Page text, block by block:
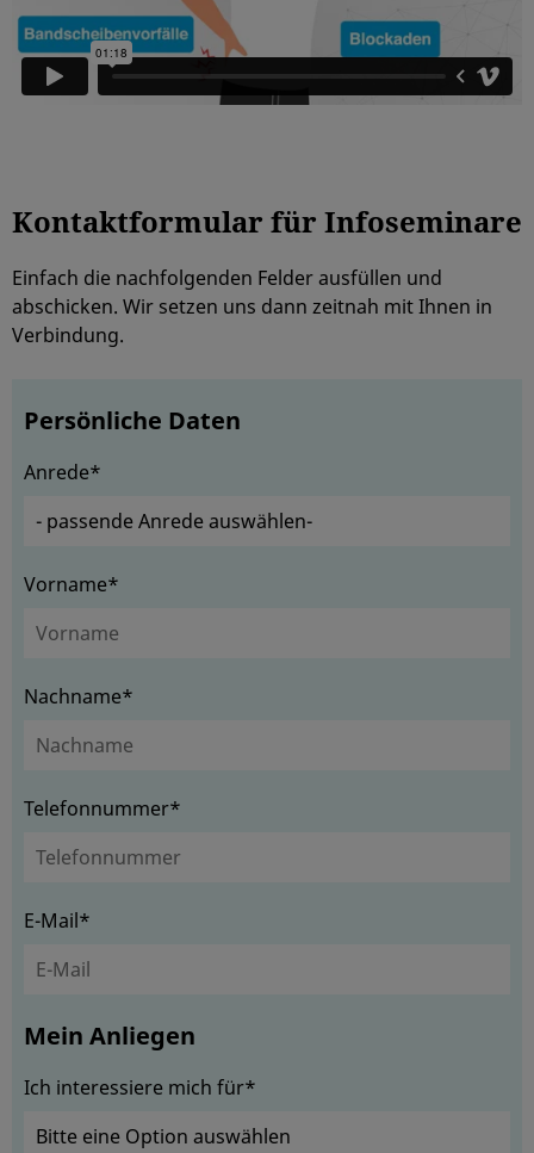
Kontaktformular für Infoseminare
Einfach die nachfolgenden Felder ausfüllen und
abschicken. Wir setzen uns dann zeitnah mit Ihnen in
Verbindung.
Persönliche Daten
Anrede*
Vorname*
Nachname*
Telefonnummer*
E-Mail*
Mein Anliegen
Ich interessiere mich für*